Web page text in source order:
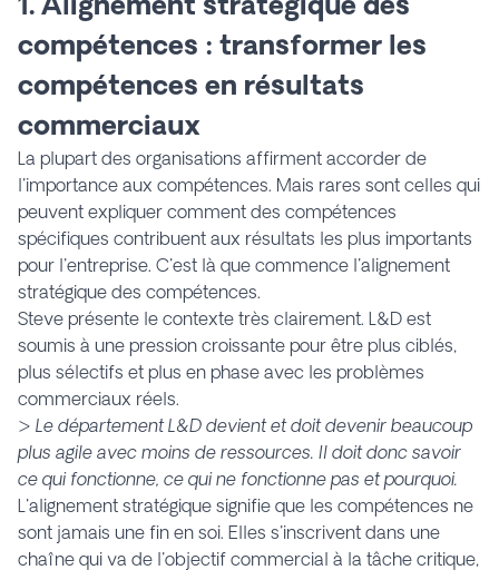
compétences : transformer les
compétences en résultats
commerciaux
La plupart des organisations affirment accorder de
l'importance aux compétences. Mais rares sont celles qui
peuvent expliquer comment des compétences
spécifiques contribuent aux résultats les plus importants
pour l'entreprise. C'est là que commence l'alignement
stratégique des compétences.
Steve présente le contexte très clairement. L&D est
soumis à une pression croissante pour être plus ciblés,
plus sélectifs et plus en phase avec les problèmes
commerciaux réels.
> Le département L&D devient et doit devenir beaucoup
plus agile avec moins de ressources. Il doit donc savoir
ce qui fonctionne, ce qui ne fonctionne pas et pourquoi.
L'alignement stratégique signifie que les compétences ne
sont jamais une fin en soi. Elles s'inscrivent dans une
chaîne qui va de l'objectif commercial à la tâche critique,